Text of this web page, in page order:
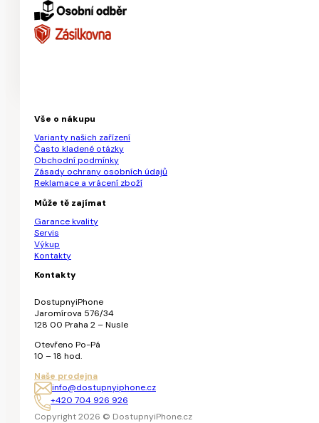
Vše o nákupu
Varianty našich zařízení
Často kladené otázky
Obchodní podmínky
Zásady ochrany osobních údajů
Reklamace a vrácení zboží
Může tě zajímat
Garance kvality
Servis
Výkup
Kontakty
Kontakty
DostupnyiPhone
Jaromírova 576/34
128 00 Praha 2 – Nusle
Otevřeno Po-Pá
10 – 18 hod.
Naše prodejna
info@dostupnyiphone.cz
+420 704 926 926
Copyright 2026 © DostupnyiPhone.cz